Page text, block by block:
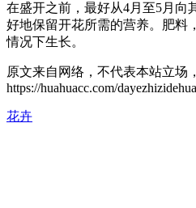
在盛开之前，最好从4月至5月向
好地保留开花所需的营养。肥料
情况下生长。
原文来自网络，不代表本站立场
https://huahuacc.com/
花卉